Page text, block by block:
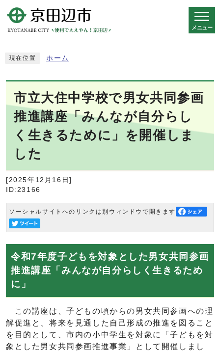
メニュー
現在位置 ホーム
市立大住中学校で男女共同参画
推進講座「みんなが自分らし
く生きるために」を開催しま
した
[2025年12月16日]
ID:23166
ソーシャルサイトへのリンクは別ウィンドウで開きます
令和7年度子どもを対象とした男女共同参画
推進講座「みんなが自分らしく生きるため
に」
この講座は、子どもの頃からの男女共同参画への理
解促進と、将来を見通した自己形成の推進を図ること
を目的として、市内の小中学生を対象に「子どもを対
象とした男女共同参画推進事業」として開催しまし